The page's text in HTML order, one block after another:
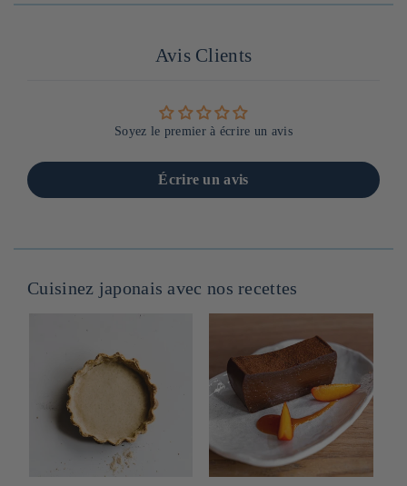
habituel
Avis Clients
Soyez le premier à écrire un avis
Écrire un avis
Cuisinez japonais avec nos recettes